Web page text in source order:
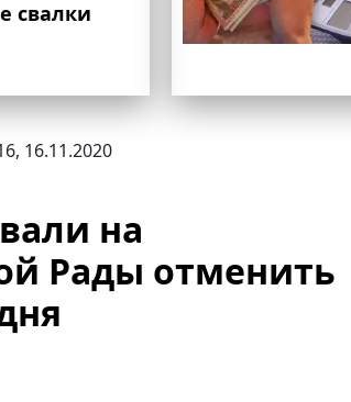
свалки
16.11.2020
на
Рады отменить